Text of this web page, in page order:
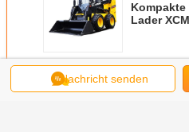
Kompakte
Lader
Nachricht senden